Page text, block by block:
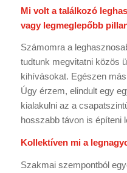
Mi volt a találkozó
vagy legmeglepőbb
Számomra a
tudtunk megvitatni közös
kihívásokat. Egészen
Úgy érzem, elindult egy
kialakulni az a
hosszabb távon is építeni
Kollektíven mi a
Szakmai szempontból